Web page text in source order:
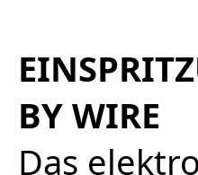
BY WIRE
Das